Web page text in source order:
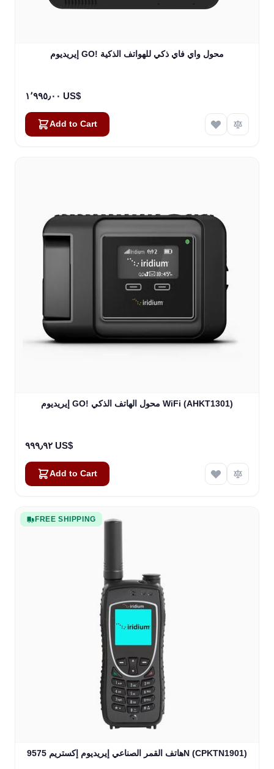
إيريديوم GO! محول واي فاي ذكي للهواتف الذكية
١٬٩٩٥٫٠٠ US$
Add to Cart
إيريديوم GO! محول الهاتف الذكي WiFi (AHKT1301)
٩٩٩٫٩٢ US$
Add to Cart
FREE SHIPPING
هاتف القمر الصناعي إيريديوم إكستريم 9575N (CPKTN1901)